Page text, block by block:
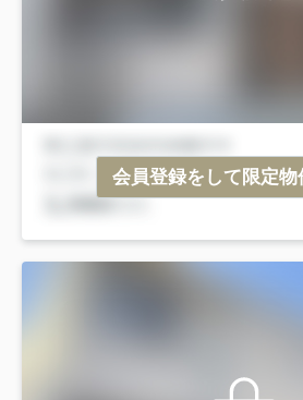
会員登録をして限定物